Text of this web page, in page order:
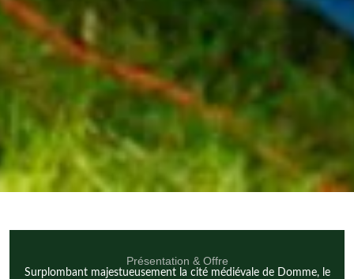
Présentation & Offre
Surplombant majestueusement la cité médiévale de Domme, le